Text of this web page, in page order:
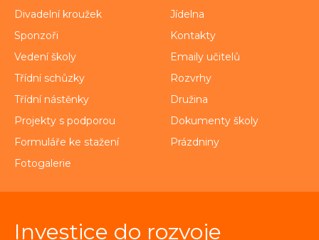
Divadelní kroužek
Jídelna
Sponzoři
Kontakty
Vedení školy
Emaily učitelů
Třídní schůzky
Rozvrhy
Třídní nástěnky
Družina
Projekty s podporou
Dokumenty školy
Formuláře ke stažení
Prázdniny
Fotogalerie
Investice do rozvoje